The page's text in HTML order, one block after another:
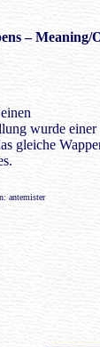
– Meaning/
wurde einer
gleiche
antemister